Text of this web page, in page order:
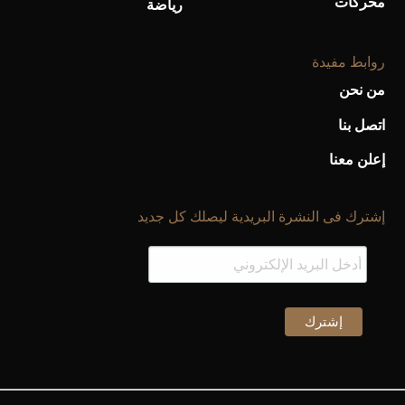
رياضة
روابط مفيدة
من نحن
اتصل بنا
إعلن معنا
إشترك فى النشرة البريدية ليصلك كل جديد